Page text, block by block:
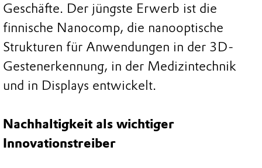
Geschäfte. Der jüngste Erwerb ist die
finnische Nanocomp, die nanooptische
Strukturen für Anwendungen in der 3D-
Gestenerkennung, in der Medizintechnik
und in Displays entwickelt.
Nachhaltigkeit als wichtiger
Innovationstreiber